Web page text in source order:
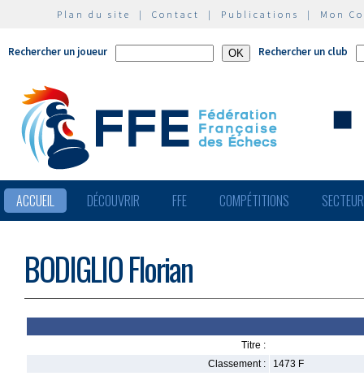
Plan du site | Contact | Publications | Mon
Rechercher un joueur Rechercher un club
ACCUEIL DÉCOUVRIR FFE COMPÉTITIONS
BODIGLIO Florian
Titre :
Classement :
1473 F